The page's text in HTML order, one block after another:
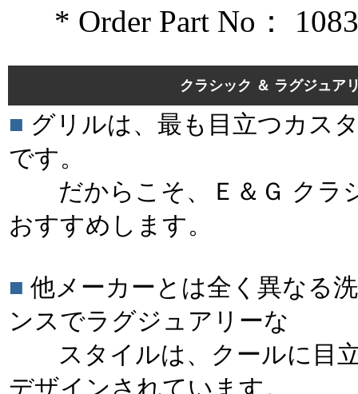
* Order Part No：
クラシック ＆ ラグジュア
■ グリルは、最も目立つカス
です。
だからこそ、Ｅ＆Ｇ クラ
おすすめします。
■ 他メーカーとは全く異なる
ンスでラグジュアリーな
スタイルは、クールに目
デザインされています。